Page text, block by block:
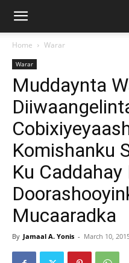
Home Warar
Warar
Muddaynta
Komishanku
Ku Caddahay
Mucaaradka
By Jamaal A. Yonis - March 10,